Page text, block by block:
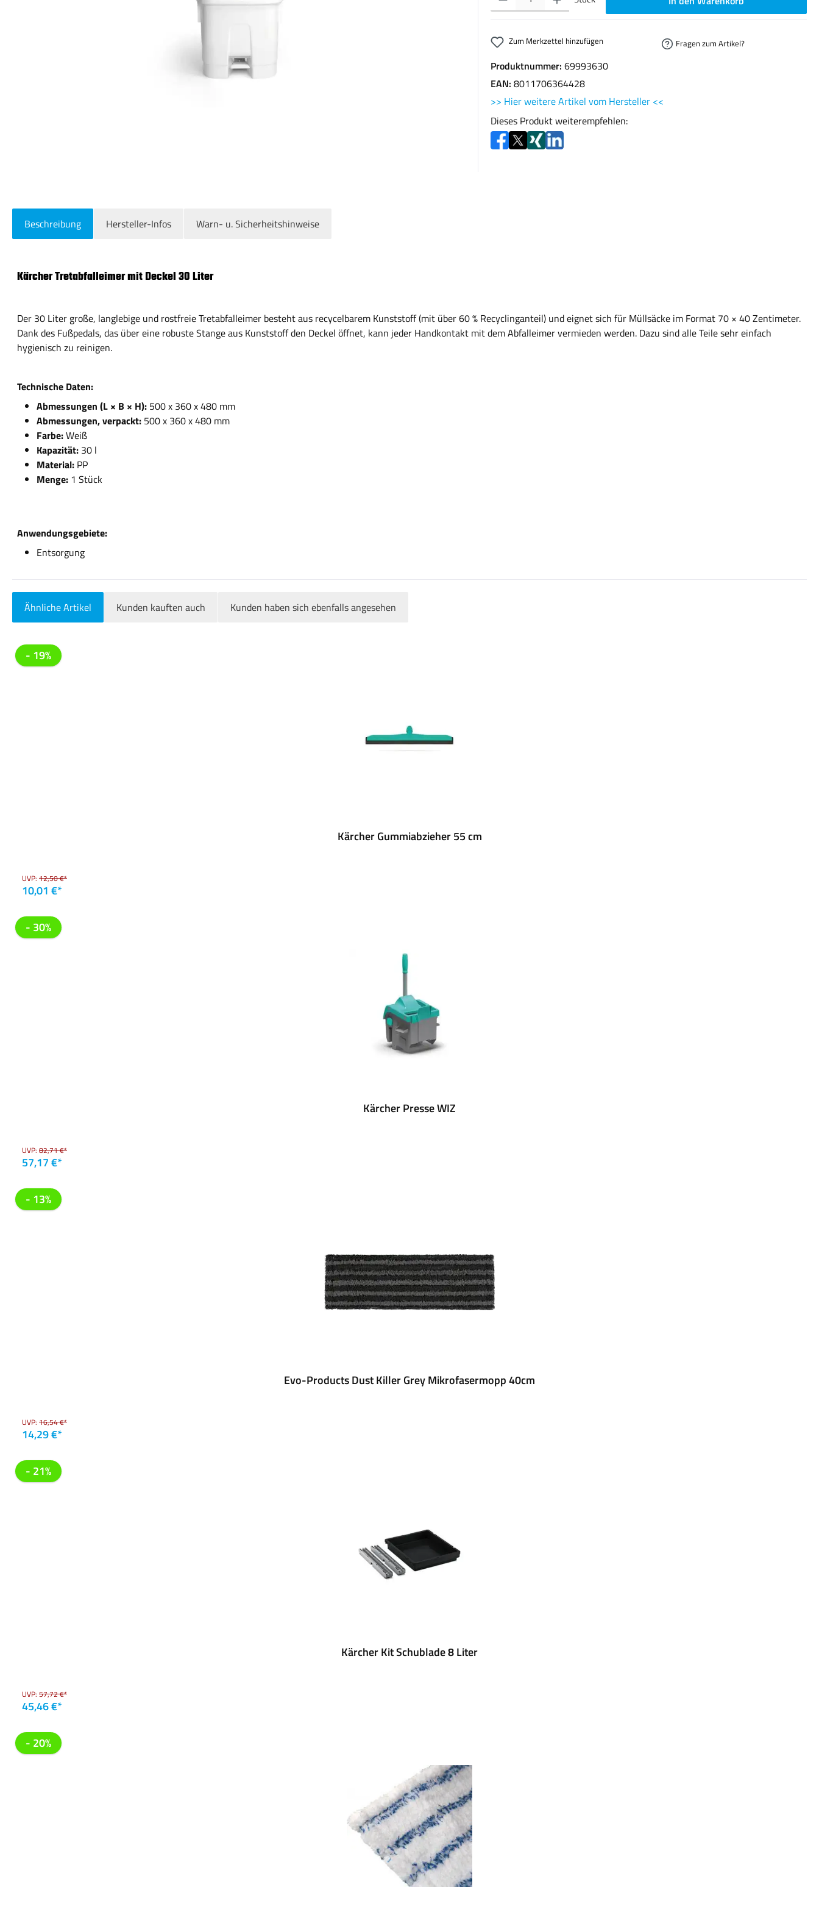
Zum Merkzettel hinzufügen Fragen zum Artikel?
Produktnummer: 69993630
EAN: 8011706364428
>> Hier weitere Artikel vom Hersteller <<
Dieses Produkt weiterempfehlen:
Beschreibung Hersteller-Infos Warn- u. Sicherheitshinweise
Kärcher Tretabfalleimer mit Deckel 30 Liter
Der 30 Liter große, langlebige und rostfreie Tretabfalleimer besteht aus recycelbarem Kunststoff (mit über 60 % Recyclinganteil) und eignet sich für Müllsäcke im Format 70 × 40 Zentimeter.
Dank des Fußpedals, das über eine robuste Stange aus Kunststoff den Deckel öffnet, kann jeder Handkontakt mit dem Abfalleimer vermieden werden. Dazu sind alle Teile sehr einfach
hygienisch zu reinigen.
Technische Daten:
Abmessungen (L × B × H): 500 x 360 x 480 mm
Abmessungen, verpackt: 500 x 360 x 480 mm
Farbe:Weiß
Kapazität: 30 l
Material: PP
Menge: 1 Stück
Anwendungsgebiete:
Entsorgung
Ähnliche Artikel Kunden kauften auch Kunden haben sich ebenfalls angesehen
Produktgalerie überspringen
- 19%
Kärcher Gummiabzieher 55 cm
UVP: 12,50 €*
10,01 €*
- 30%
Kärcher Presse WIZ
UVP: 82,71 €*
57,17 €*
- 13%
Evo-Products Dust Killer Grey Mikrofasermopp 40cm
UVP: 16,54 €*
14,29 €*
- 21%
Kärcher Kit Schublade 8 Liter
UVP: 57,72 €*
45,46 €*
- 20%